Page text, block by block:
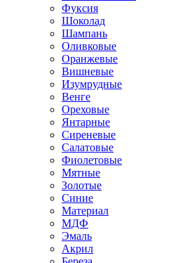
Фуксия
Шоколад
Шампань
Оливковые
Оранжевые
Вишневые
Изумрудные
Венге
Ореховые
Янтарные
Сиреневые
Салатовые
Фиолетовые
Мятные
Золотые
Синие
Материал
МДФ
Эмаль
Акрил